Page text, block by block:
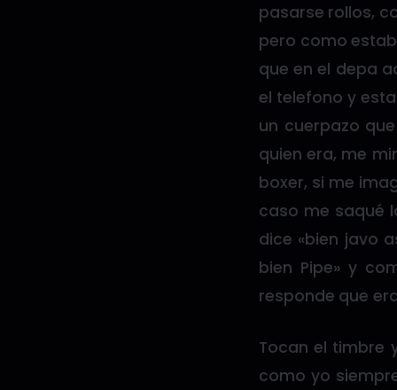
pasarse rollos,
pero como
que en el depa
el telefono y
un cuerpazo
quien era, me
boxer, si me
caso me saqué
dice «bien javo
bien Pipe» y
responde que
Tocan el timbre
como yo